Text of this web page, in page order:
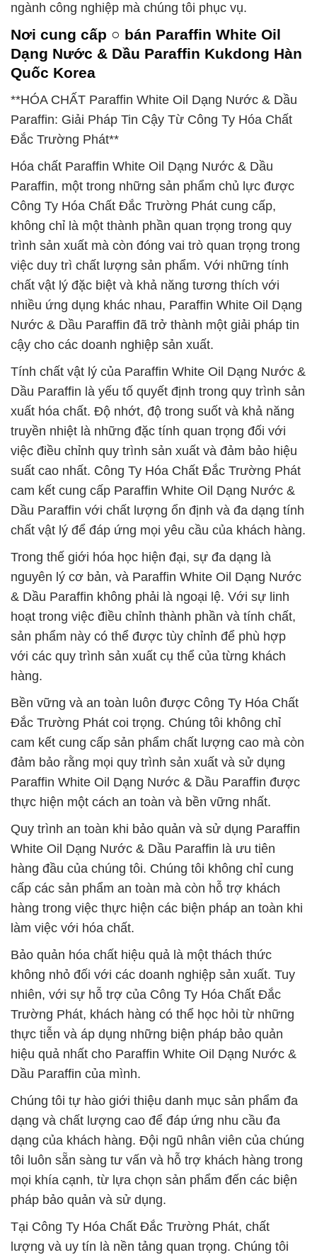
ngành công nghiệp mà chúng tôi phục vụ.
Nơi cung cấp ○ bán Paraffin White Oil
Dạng Nước & Dầu Paraffin Kukdong Hàn
Quốc Korea
**HÓA CHẤT Paraffin White Oil Dạng Nước & Dầu
Paraffin: Giải Pháp Tin Cậy Từ Công Ty Hóa Chất
Đắc Trường Phát**
Hóa chất Paraffin White Oil Dạng Nước & Dầu
Paraffin, một trong những sản phẩm chủ lực được
Công Ty Hóa Chất Đắc Trường Phát cung cấp,
không chỉ là một thành phần quan trọng trong quy
trình sản xuất mà còn đóng vai trò quan trọng trong
việc duy trì chất lượng sản phẩm. Với những tính
chất vật lý đặc biệt và khả năng tương thích với
nhiều ứng dụng khác nhau, Paraffin White Oil Dạng
Nước & Dầu Paraffin đã trở thành một giải pháp tin
cậy cho các doanh nghiệp sản xuất.
Tính chất vật lý của Paraffin White Oil Dạng Nước &
Dầu Paraffin là yếu tố quyết định trong quy trình sản
xuất hóa chất. Độ nhớt, độ trong suốt và khả năng
truyền nhiệt là những đặc tính quan trọng đối với
việc điều chỉnh quy trình sản xuất và đảm bảo hiệu
suất cao nhất. Công Ty Hóa Chất Đắc Trường Phát
cam kết cung cấp Paraffin White Oil Dạng Nước &
Dầu Paraffin với chất lượng ổn định và đa dạng tính
chất vật lý để đáp ứng mọi yêu cầu của khách hàng.
Trong thế giới hóa học hiện đại, sự đa dạng là
nguyên lý cơ bản, và Paraffin White Oil Dạng Nước
& Dầu Paraffin không phải là ngoại lệ. Với sự linh
hoạt trong việc điều chỉnh thành phần và tính chất,
sản phẩm này có thể được tùy chỉnh để phù hợp
với các quy trình sản xuất cụ thể của từng khách
hàng.
Bền vững và an toàn luôn được Công Ty Hóa Chất
Đắc Trường Phát coi trọng. Chúng tôi không chỉ
cam kết cung cấp sản phẩm chất lượng cao mà còn
đảm bảo rằng mọi quy trình sản xuất và sử dụng
Paraffin White Oil Dạng Nước & Dầu Paraffin được
thực hiện một cách an toàn và bền vững nhất.
Quy trình an toàn khi bảo quản và sử dụng Paraffin
White Oil Dạng Nước & Dầu Paraffin là ưu tiên
hàng đầu của chúng tôi. Chúng tôi không chỉ cung
cấp các sản phẩm an toàn mà còn hỗ trợ khách
hàng trong việc thực hiện các biện pháp an toàn khi
làm việc với hóa chất.
Bảo quản hóa chất hiệu quả là một thách thức
không nhỏ đối với các doanh nghiệp sản xuất. Tuy
nhiên, với sự hỗ trợ của Công Ty Hóa Chất Đắc
Trường Phát, khách hàng có thể học hỏi từ những
thực tiễn và áp dụng những biện pháp bảo quản
hiệu quả nhất cho Paraffin White Oil Dạng Nước &
Dầu Paraffin của mình.
Chúng tôi tự hào giới thiệu danh mục sản phẩm đa
dạng và chất lượng cao để đáp ứng nhu cầu đa
dạng của khách hàng. Đội ngũ nhân viên của chúng
tôi luôn sẵn sàng tư vấn và hỗ trợ khách hàng trong
mọi khía cạnh, từ lựa chọn sản phẩm đến các biện
pháp bảo quản và sử dụng.
Tại Công Ty Hóa Chất Đắc Trường Phát, chất
lượng và uy tín là nền tảng quan trọng. Chúng tôi